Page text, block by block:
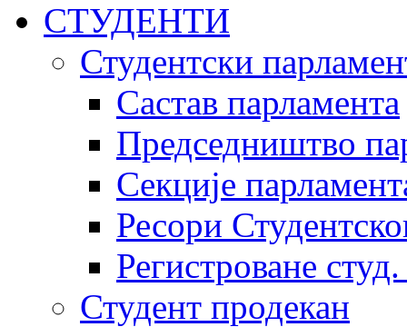
СТУДЕНТИ
Студентски
Састав парламента
Председништво
Секције
Ресори
Регистроване
Студент продекан